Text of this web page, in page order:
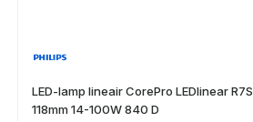
LED-lamp lineair CorePro LEDlinear R7S
118mm 14-100W 840 D